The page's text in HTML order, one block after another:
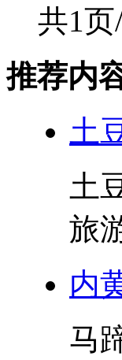
共1页
推荐内
土
土
旅
内
马